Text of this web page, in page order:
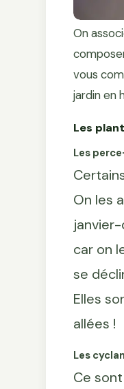
On
vous
jardin en
Les
Les
On les
car on
se
Elles
allées !
Les
Ce